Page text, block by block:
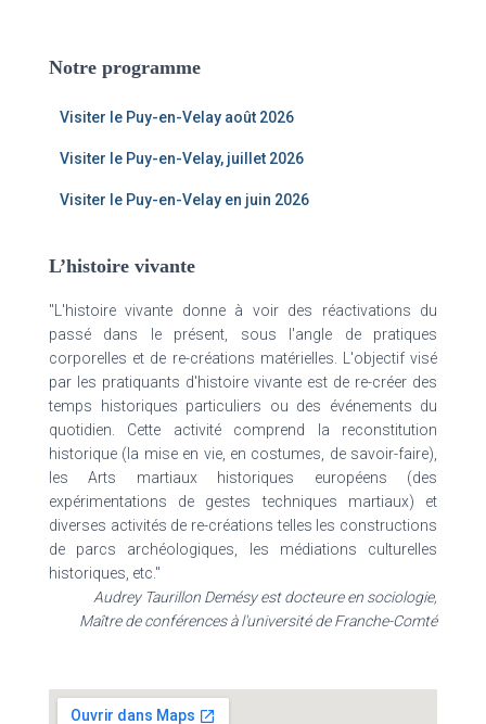
Notre programme
Visiter le Puy-en-Velay août 2026
Visiter le Puy-en-Velay, juillet 2026
Visiter le Puy-en-Velay en juin 2026
L’histoire vivante
"L'histoire vivante donne à voir des réactivations du
passé dans le présent, sous l'angle de pratiques
corporelles et de re-créations matérielles. L'objectif visé
par les pratiquants d'histoire vivante est de re-créer des
temps historiques particuliers ou des événements du
quotidien. Cette activité comprend la reconstitution
historique (la mise en vie, en costumes, de savoir-faire),
les Arts martiaux historiques européens (des
expérimentations de gestes techniques martiaux) et
diverses activités de re-créations telles les constructions
de parcs archéologiques, les médiations culturelles
historiques, etc."
Audrey Taurillon Demésy est docteure en sociologie,
Maître de conférences à l'université de Franche-Comté